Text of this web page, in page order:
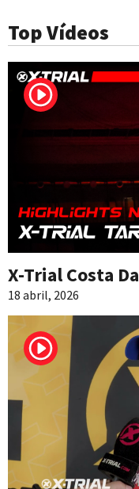
Top Vídeos
X-Trial Costa
18 abril, 2026